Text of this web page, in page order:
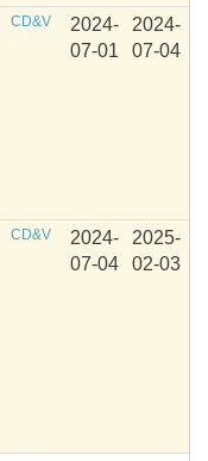
CD&V
2024-
07-01
2024-
07-04
CD&V
2024-
07-04
2025-
02-03